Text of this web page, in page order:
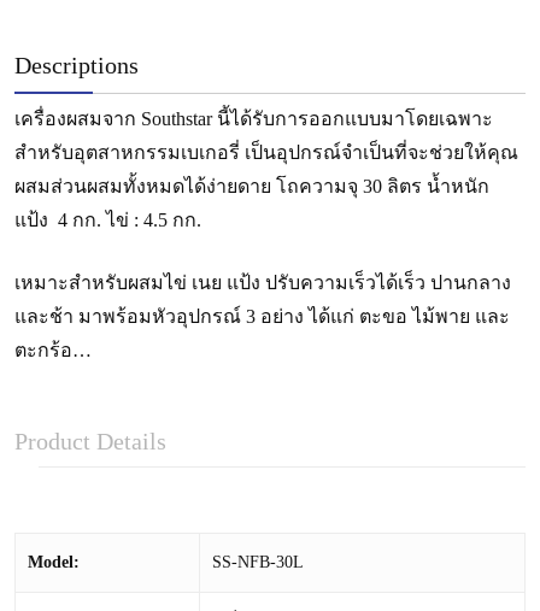
Descriptions
เครื่องผสมจาก Southstar นี้ได้รับการออกแบบมาโดยเฉพาะ
สำหรับอุตสาหกรรมเบเกอรี่ เป็นอุปกรณ์จำเป็นที่จะช่วยให้คุณ
ผสมส่วนผสมทั้งหมดได้ง่ายดาย โถความจุ 30 ลิตร น้ำหนัก
แป้ง 4 กก. ไข่ : 4.5 กก.
เหมาะสำหรับผสมไข่ เนย แป้ง ปรับความเร็วได้เร็ว ปานกลาง
และช้า มาพร้อมหัวอุปกรณ์ 3 อย่าง ได้แก่ ตะขอ ไม้พาย และ
ตะกร้อ…
Product Details
Model: SS-NFB-30L